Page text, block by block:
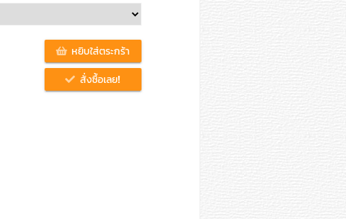
สั่งซื้อเลย!
หยิบใส่ตระกร้า